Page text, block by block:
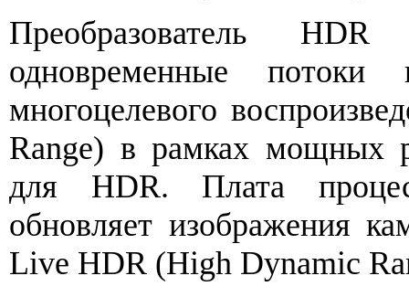
Преобразователь
одновременные
многоцелевого
Range) в рамках мощных
для HDR. Плата
обновляет изображения
Live HDR (High Dynamic